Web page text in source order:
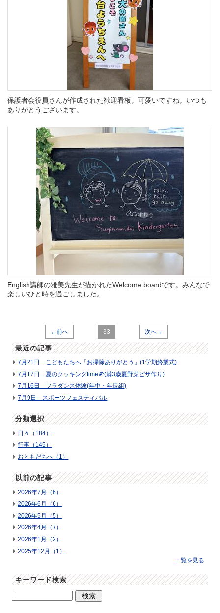
保護者会役員さんが作成された歓迎看板。可愛いですね。いつも
ありがとうございます。
English講師の雅美先生が描かれたWelcome boardです。みんなで
楽しいひと時を過ごしました。
←前へ 33 次へ→
最近の記事
7月21日 こどもたちへ「お掃除ありがとう」(1学期終業式)
7月17日 夏のクッキングtime🍕(満3歳夏野菜ピザ作り)
7月16日 フラダンス体験(年中・年長組)
7月9日 スポーツフェスティバル
分類選択
日々（184）
行事（145）
おともだちへ（1）
以前の記事
2026年7月（6）
2026年6月（6）
2026年5月（5）
2026年4月（7）
2026年1月（2）
2025年12月（1）
一覧を見る
キーワード検索